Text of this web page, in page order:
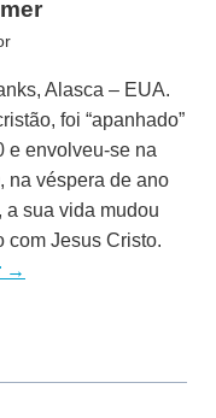
Alasca – EUA.
foi “apanhado”
e envolveu-se na
na véspera de ano
a sua vida mudou
com Jesus Cristo.
→